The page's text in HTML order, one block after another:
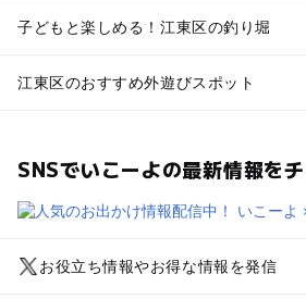
子どもと楽しめる！江東区の釣り堀
江東区のおすすめ外遊びスポット
SNSでいこーよの最新情報をチ
お役立ち情報やお得な情報を発信